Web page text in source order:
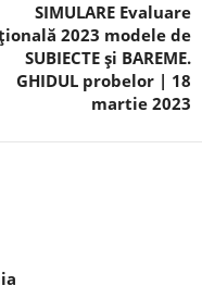
SIMULARE Evaluare
2023 modele de
SUBIECTE și BAREME.
GHIDUL probelor | 18
martie 2023